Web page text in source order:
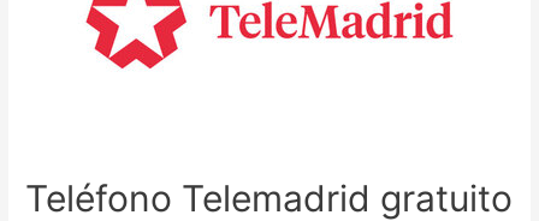
Teléfono Telemadrid gratuito